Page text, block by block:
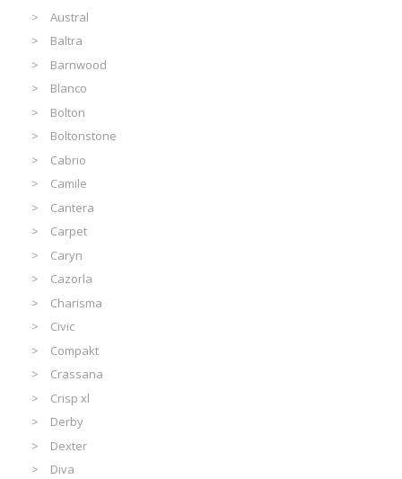
Austral
Baltra
Barnwood
Blanco
Bolton
Boltonstone
Cabrio
Camile
Cantera
Carpet
Caryn
Cazorla
Charisma
Civic
Compakt
Crassana
Crisp xl
Derby
Dexter
Diva